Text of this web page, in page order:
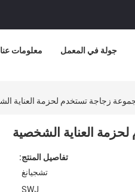
معلومات عنا جولة في المعمل
تفاصيل المنتج:
تشجيانغ
SWJ